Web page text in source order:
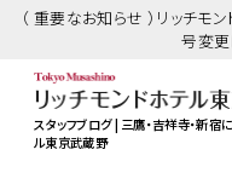
（ 重要なお知らせ ）リッチ
号変
スタッフブログ | 三鷹・吉祥寺・新宿
ル東京武蔵野